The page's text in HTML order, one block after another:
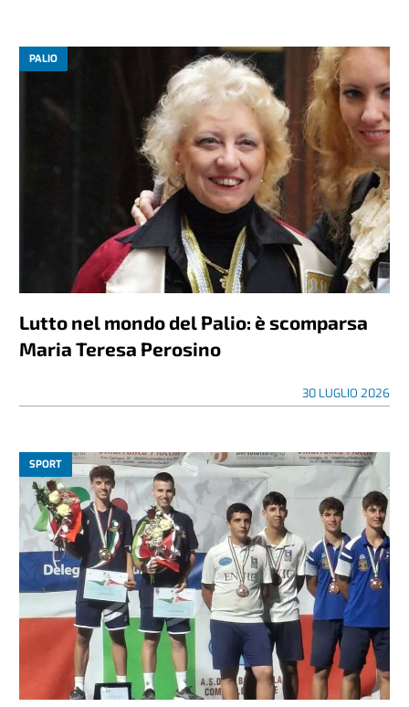
PALIO
Lutto nel mondo del Palio: è scomparsa
Maria Teresa Perosino
30 LUGLIO 2026
SPORT